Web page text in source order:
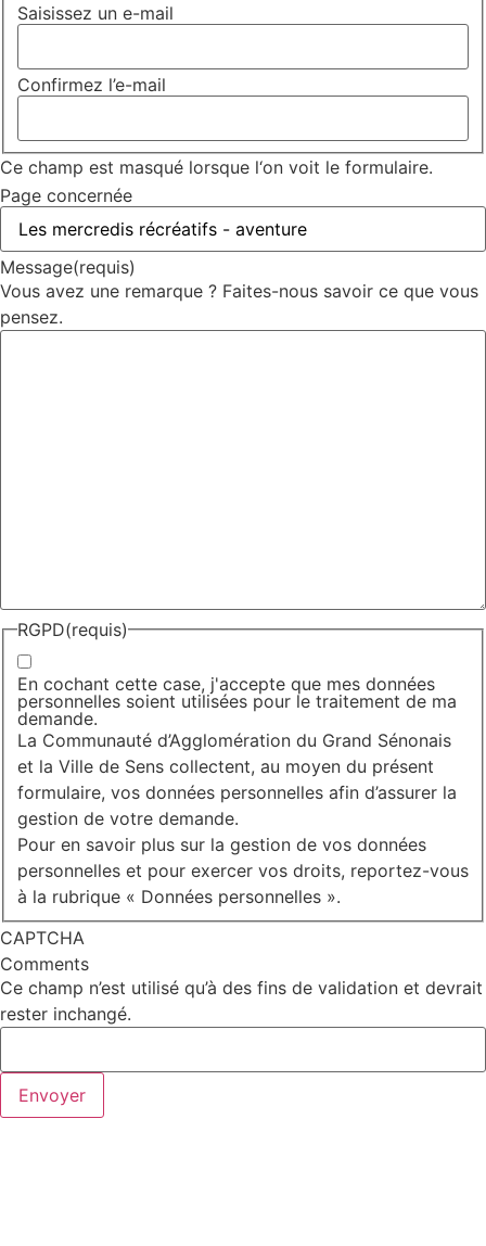
Saisissez un e-mail
Confirmez l’e-mail
Ce champ est masqué lorsque l‘on voit le formulaire.
Page concernée
Message(requis)
Vous avez une remarque ? Faites-nous savoir ce que vous
pensez.
RGPD(requis)
En cochant cette case, j'accepte que mes données
personnelles soient utilisées pour le traitement de ma
demande.
La Communauté d’Agglomération du Grand Sénonais
et la Ville de Sens collectent, au moyen du présent
formulaire, vos données personnelles afin d’assurer la
gestion de votre demande.
Pour en savoir plus sur la gestion de vos données
personnelles et pour exercer vos droits, reportez-vous
à la rubrique « Données personnelles ».
CAPTCHA
Comments
Ce champ n’est utilisé qu’à des fins de validation et devrait
rester inchangé.